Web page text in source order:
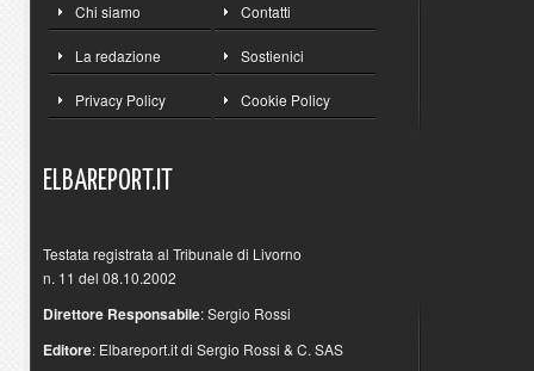
Chi siamo Contatti
La redazione Sostienici
Privacy Policy Cookie Policy
ELBAREPORT.IT
Testata registrata al Tribunale di Livorno
n. 11 del 08.10.2002
Direttore Responsabile: Sergio Rossi
Editore: Elbareport.it di Sergio Rossi & C. SAS